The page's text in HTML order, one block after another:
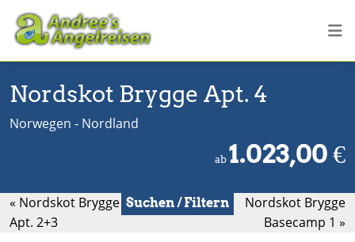
Nordskot Brygge Apt. 4
Norwegen - Nordland
ab 1.023,00€
« Nordskot Brygge
Apt. 2+3
Suchen / Filtern
Nordskot Brygge
Basecamp 1 »